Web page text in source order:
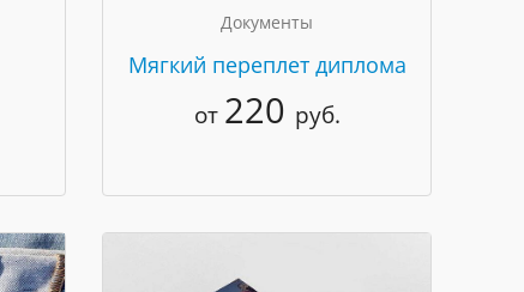
Документы
Мягкий переплет диплома
от 220 руб.